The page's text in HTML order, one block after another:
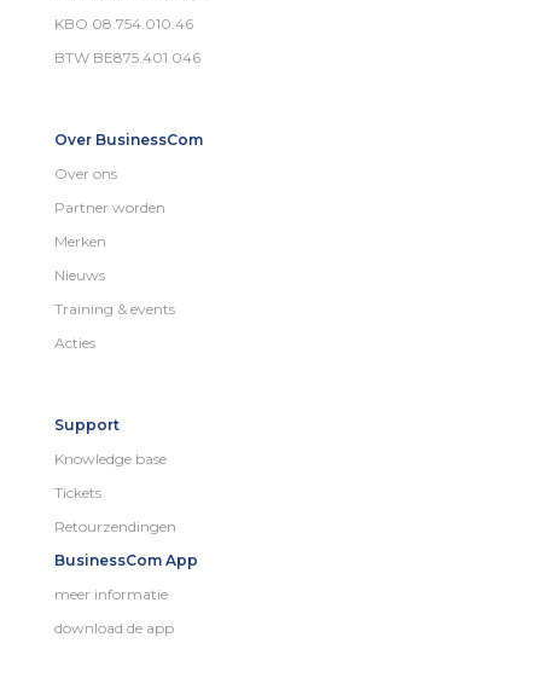
KBO 08.754.010.46
BTW BE875.401.046
Over BusinessCom
Over ons
Partner worden
Merken
Nieuws
Training & events
Acties
Support
Knowledge base
Tickets
Retourzendingen
BusinessCom App
meer informatie
download de app